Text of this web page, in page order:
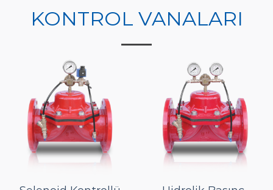
KONTROL VANALARI